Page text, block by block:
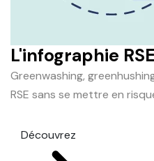
L'infographie
Greenwashing,
RSE sans se mettre en
Découvrez